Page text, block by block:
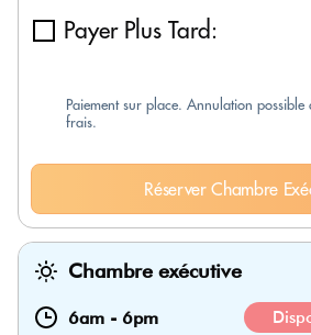
Payer Plus Tard:
Paiement sur place. Annulation possible
frais.
Réserver Chambre
Chambre exécutive
6am - 6pm